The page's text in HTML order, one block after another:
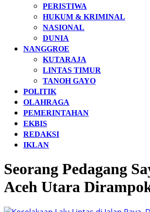
PERISTIWA
HUKUM & KRIMINAL
NASIONAL
DUNIA
NANGGROE
KUTARAJA
LINTAS TIMUR
TANOH GAYO
POLITIK
OLAHRAGA
PEMERINTAHAN
EKBIS
REDAKSI
IKLAN
Seorang Pedagang
Aceh Utara